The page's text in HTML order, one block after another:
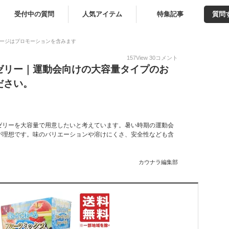
受付中の質問 人気アイテム 特集記事 質問
ジはプロモーションを含みます
157View 30コメント
ー｜運動会向けの大容量タイプのお
い。
ーを大容量で用意したいと考えています。暑い時期の運動会
想です。味のバリエーションや溶けにくさ、安全性なども含
カウナラ編集部